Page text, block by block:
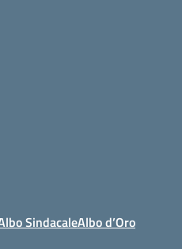
SindacaleAlbo d’Oro